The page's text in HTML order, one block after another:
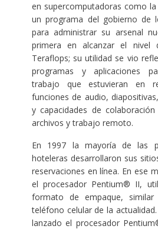
en supercomputadoras como la
un programa del gobierno de
para administrar su arsenal
primera en alcanzar el nivel
Teraflops; su utilidad se vio
programas y aplicaciones
trabajo que estuvieran en
funciones de audio,
y capacidades de
archivos y trabajo remoto.
En 1997 la mayoría de las
hoteleras desarrollaron sus
reservaciones en línea. En ese
el procesador Pentium® II,
formato de empaque,
teléfono celular de la
lanzado el procesador